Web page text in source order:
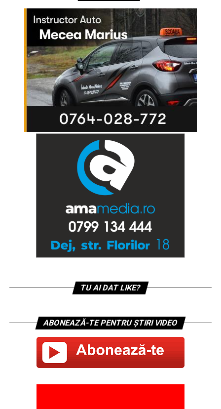
TU AI DAT LIKE?
ABONEAZĂ-TE PENTRU ȘTIRI VIDEO